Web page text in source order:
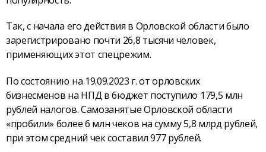
Так, с начала его действия в Орловской области было
зарегистрировано почти 26,8 тысячи человек,
применяющих этот спецрежим.
По состоянию на 19.09.2023 г. от орловских
бизнесменов на НПД в бюджет поступило 179,5 млн
рублей налогов. Самозанятые Орловской области
«пробили» более 6 млн чеков на сумму 5,8 млрд рублей,
при этом средний чек составил 977 рублей.